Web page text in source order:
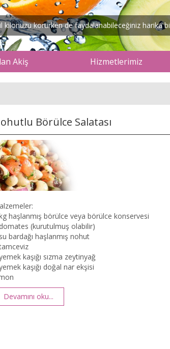
korurken de faydalanabileceğiniz harika
Akiş Hizmetlerimiz
Börülce Salatası
haşlanmış börülce veya börülce konservesi
(kurutulmuş olabilir)
bardağı haşlanmış nohut
kaşığı sızma zeytinyağ
kaşığı doğal nar ekşisi
Devamını oku...